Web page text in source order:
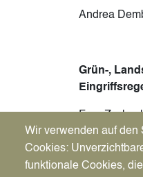
Andrea
Grün-,
Frau
Wir verwenden auf den
Cookies:
funktionale Cookies,